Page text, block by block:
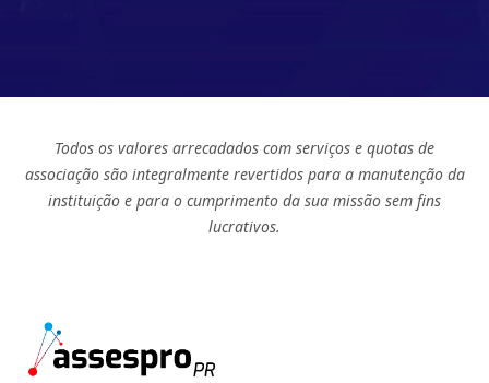
Todos os valores arrecadados com serviços e quotas de
associação são integralmente revertidos para a manutenção da
instituição e para o cumprimento da sua missão sem fins
lucrativos.